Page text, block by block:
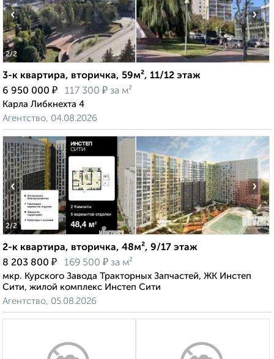
2/2
‹ ›
3-к квартира, вторичка, 59м², 11/12 этаж
6 950 000 ₽ 117 300 ₽ за м²
Карла Либкнехта 4
Агентство, 04.08.2026
2/2
‹ ›
2-к квартира, вторичка, 48м², 9/17 этаж
8 203 800 ₽ 169 500 ₽ за м²
мкр. Курского Завода Тракторных Запчастей, ЖК Инстеп
Сити, жилой комплекс Инстеп Сити
Агентство, 05.08.2026